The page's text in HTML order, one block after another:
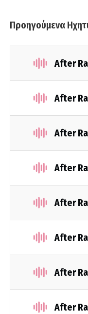
Προηγούμενα
After
After
After
After
After
After
After
After